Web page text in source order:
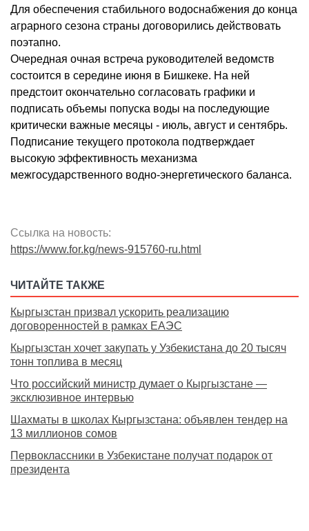
Для обеспечения стабильного водоснабжения до конца
аграрного сезона страны договорились действовать
поэтапно.
Очередная очная встреча руководителей ведомств
состоится в середине июня в Бишкеке. На ней
предстоит окончательно согласовать графики и
подписать объемы попуска воды на последующие
критически важные месяцы - июль, август и сентябрь.
Подписание текущего протокола подтверждает
высокую эффективность механизма
межгосударственного водно-энергетического баланса.
Ссылка на новость:
https://www.for.kg/news-915760-ru.html
ЧИТАЙТЕ ТАКЖЕ
Кыргызстан призвал ускорить реализацию
договоренностей в рамках ЕАЭС
Кыргызстан хочет закупать у Узбекистана до 20 тысяч
тонн топлива в месяц
Что российский министр думает о Кыргызстане —
эксклюзивное интервью
Шахматы в школах Кыргызстана: объявлен тендер на
13 миллионов сомов
Первоклассники в Узбекистане получат подарок от
президента